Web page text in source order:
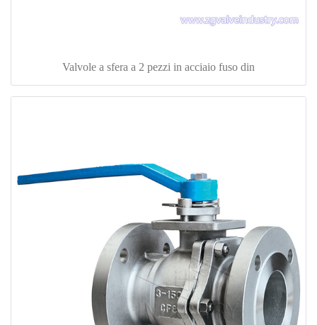
Valvole a sfera a 2 pezzi in acciaio fuso din